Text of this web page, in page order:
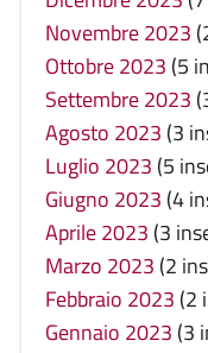
Novembre 2023
Ottobre 2023 (5
Settembre 2023
Agosto 2023 (3
Luglio 2023 (5
Giugno 2023 (4
Aprile 2023 (3
Marzo 2023 (2
Febbraio 2023 (2
Gennaio 2023 (3